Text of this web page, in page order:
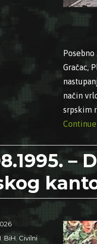
Gračac,
način
srpskim
–
BiH Civilni